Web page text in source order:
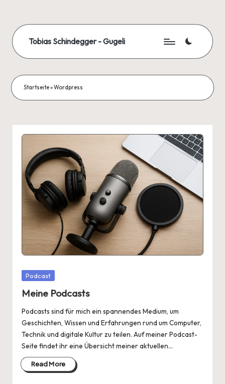
content
Tobias Schindegger - Gugeli
Startseite»Wordpress
Posted
Podcast
Meine Podcasts
Podcasts sind für mich ein spannendes Medium, um
Geschichten, Wissen und Erfahrungen rund um Computer,
Technik und digitale Kultur zu teilen. Auf meiner Podcast-
Seite findet ihr eine Übersicht meiner aktuellen…
Read More